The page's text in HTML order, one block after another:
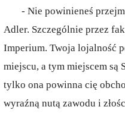
- Nie powinieneś
Adler. Szczególnie przez
Imperium. Twoja lojalność
miejscu, a tym miejscem są
tylko ona powinna cię
wyraźną nutą zawodu i